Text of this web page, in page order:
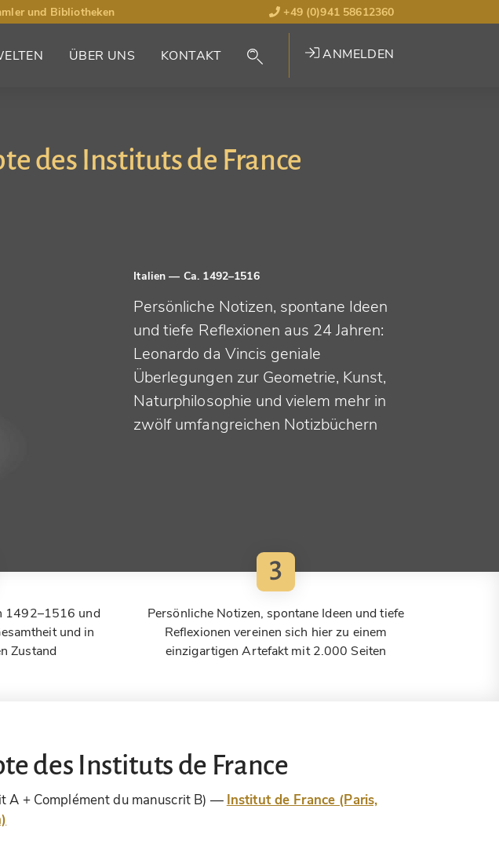
und Bibliotheken +49 (0)941 58612360
ÜBER UNS KONTAKT ANMELDEN
des Instituts de France
Italien— Ca. 1492–1516
Persönliche Notizen, spontane Ideen
und tiefe Reflexionen aus 24 Jahren:
Leonardo da Vincis geniale
Überlegungen zur Geometrie, Kunst,
Naturphilosophie und vielem mehr in
zwölf umfangreichen Notizbüchern
1492–1516 und
und in
Zustand
3
Persönliche Notizen, spontane Ideen und tiefe
Reflexionen vereinen sich hier zu einem
einzigartigen Artefakt mit 2.000 Seiten
des Instituts de France
+ Complément du manuscrit B)
Institut de France (Paris,